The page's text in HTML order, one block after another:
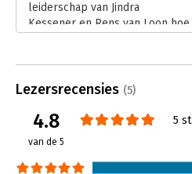
leiderschap van Jindra
Kessener en Rens van Loon hoe
waarom echte dialoog zeldzaam
praktische en waardevolle gids
Lees verder
Lezersrecensies (5)
4.8
van de 5
5